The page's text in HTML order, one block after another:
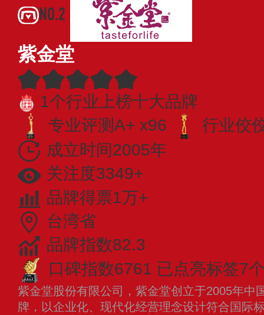
NO.2
紫金堂
1个行业上榜十大品牌
专业评测A+ x96
行业佼
成立时间2005年
关注度3349+
品牌得票1万+
台湾省
品牌指数82.3
口碑指数6761 已点亮标签7
紫金堂股份有限公司，紫金堂创立于2005年中
牌，以企业化、现代化经营理念设计符合国际